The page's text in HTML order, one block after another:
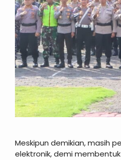
Meskipun demikian, masih
elektronik, demi